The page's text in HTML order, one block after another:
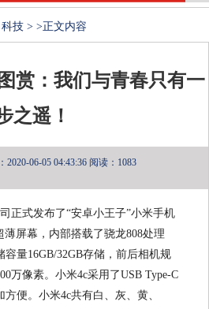
科技 > >正文内容
赏：我们与青春只有一
之遥！
2020-06-05 04:43:36 阅读：1083
正式发布了“安卓小王子”小米手机
薄屏幕，内部搭载了骁龙808处理
容量16GB/32GB存储，前后相机规
万像素。小米4c采用了USB Type-C
便。小米4c共有白、灰、黄、